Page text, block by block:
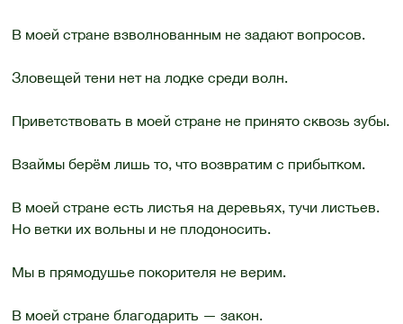
В моей стране взволнованным не задают вопросов.
Зловещей тени нет на лодке среди волн.
Приветствовать в моей стране не принято сквозь зубы.
Взаймы берём лишь то, что возвратим с прибытком.
В моей стране есть листья на деревьях, тучи листьев.
Но ветки их вольны и не плодоносить.
Мы в прямодушье покорителя не верим.
В моей стране благодарить — закон.